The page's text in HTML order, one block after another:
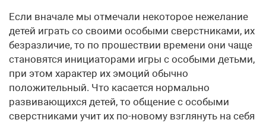
Если вначале мы отмечали некоторое нежелание
детей играть со своими особыми сверстниками, их
безразличие, то по прошествии времени они чаще
становятся инициаторами игры с особыми детьми,
при этом характер их эмоций обычно
положительный. Что касается нормально
развивающихся детей, то общение с особыми
сверстниками учит их по-новому взглянуть на себя